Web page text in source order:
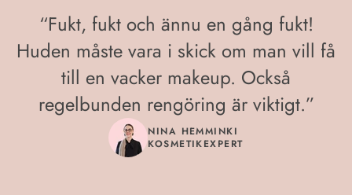
“Fukt, fukt och ännu en gång fukt!
Huden måste vara i skick om man vill få
till en vacker makeup. Också
regelbunden rengöring är viktigt.”
NINA HEMMINKI
KOSMETIKEXPERT